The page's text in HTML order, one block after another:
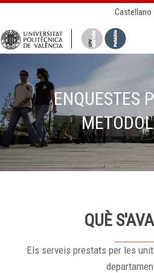
Castellano
ENQUESTES
QUÈ
Els serveis prestats per les